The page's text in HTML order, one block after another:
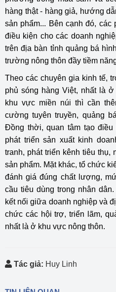
hàng thật - hàng giả, hướng
sản phẩm... Bên cạnh đó,
điều kiện cho các doanh
trên địa bàn tỉnh quảng bá
trường nông thôn đầy tiềm
Theo các chuyên gia kinh tế,
phủ sóng hàng Việt, nhất là
khu vực miền núi thì cần
cường tuyên truyền, quảng
Đồng thời, quan tâm tạo
phát triển sản xuất kinh
tranh, phát triển kênh tiêu thụ,
sản phẩm. Mặt khác, tổ chức
đánh giá đúng chất lượng,
cầu tiêu dùng trong nhân
kết nối giữa doanh nghiệp và
chức các hội trợ, triển lãm,
nhất là ở khu vực nông thôn.
Tác giả: Huy Linh